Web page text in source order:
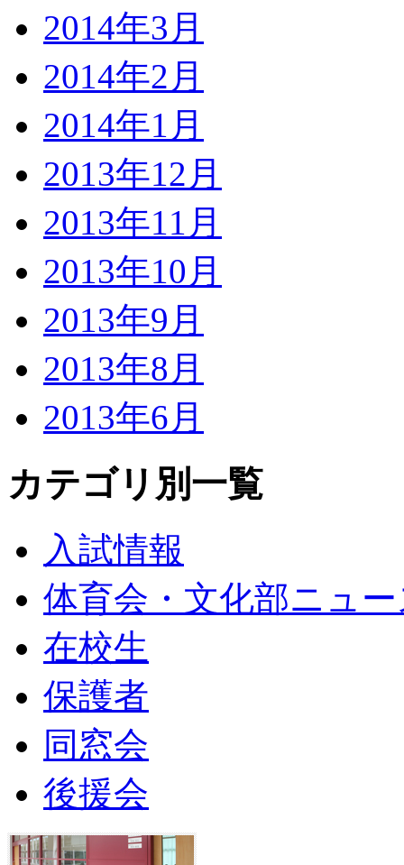
2014年3月
2014年2月
2014年1月
2013年12月
2013年11月
2013年10月
2013年9月
2013年8月
2013年6月
カテゴリ別一覧
入試情報
体育会・文化部ニュ
在校生
保護者
同窓会
後援会